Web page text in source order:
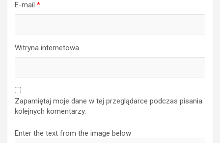
E-mail *
Witryna internetowa
Zapamiętaj moje dane w tej przeglądarce podczas pisania
kolejnych komentarzy.
Enter the text from the image below